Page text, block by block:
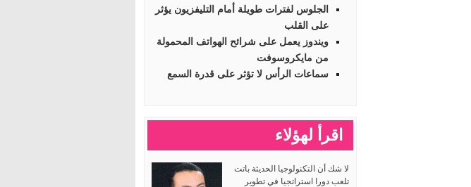
الجلوس لفترات طويلة أمام التليفزيون يؤثر
على القلب
ويندوز يعمل على شرائح الهواتف المحمولة
من مايكروسوفت
سماعات الرأس لا تؤثر على قدرة السمع
اقرأ لهؤلاء
لا شك أن التكنولوجيا الحديثة باتت
تلعب دورا استراتجيا في تطوير